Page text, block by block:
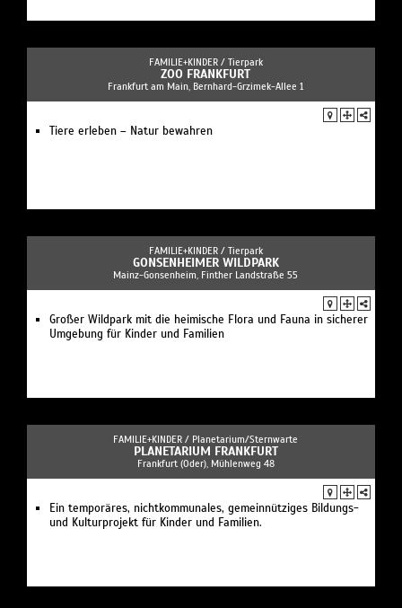
FAMILIE+KINDER / Tierpark
ZOO FRANKFURT
Frankfurt am Main, Bernhard-Grzimek-Allee 1
Tiere erleben – Natur bewahren
FAMILIE+KINDER / Tierpark
GONSENHEIMER WILDPARK
Mainz-Gonsenheim, Finther Landstraße 55
Großer Wildpark mit die heimische Flora und Fauna in sicherer
Umgebung für Kinder und Familien
FAMILIE+KINDER / Planetarium/Sternwarte
PLANETARIUM FRANKFURT
Frankfurt (Oder), Mühlenweg 48
Ein temporäres, nichtkommunales, gemeinnütziges Bildungs-
und Kulturprojekt für Kinder und Familien.